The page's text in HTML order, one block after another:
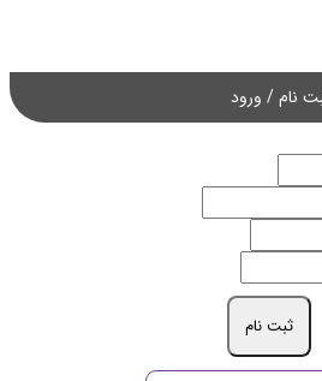
نام / ورود
ثبت نام